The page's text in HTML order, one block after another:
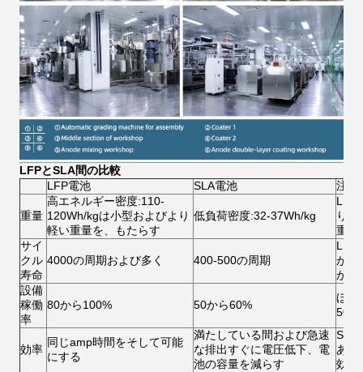
LFPとSLA間の比較
LFP電池
SLA電池 注目
重量
高エネルギー密度:110-
120Wh/kgは小型およびより
軽い重量を、もたらす
低負荷密度:32-37Wh/kg
LFP
り
重量
サイ
クル
寿命
4000の周期および多く 400-500の周期
LFP
がで
か持
設備
稼働
率
80から100% 50から60%
ほと
50%
効率
同じamp時間をそして可能
にする
満たしている間および急速
な排出すぐに電圧低下、電
池の容量を減らす
SLA
ある
効率